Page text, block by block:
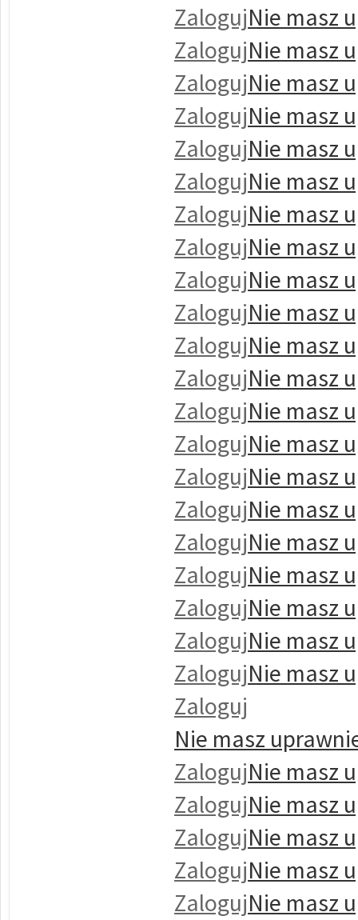
ZalogujNie masz
ZalogujNie masz
ZalogujNie masz
ZalogujNie masz
ZalogujNie masz
ZalogujNie masz
ZalogujNie masz
ZalogujNie masz
ZalogujNie masz
ZalogujNie masz
ZalogujNie masz
ZalogujNie masz
ZalogujNie masz
ZalogujNie masz
ZalogujNie masz
ZalogujNie masz
ZalogujNie masz
ZalogujNie masz
ZalogujNie masz
ZalogujNie masz
ZalogujNie masz
Zaloguj
Nie masz
ZalogujNie masz
ZalogujNie masz
ZalogujNie masz
ZalogujNie masz
ZalogujNie masz